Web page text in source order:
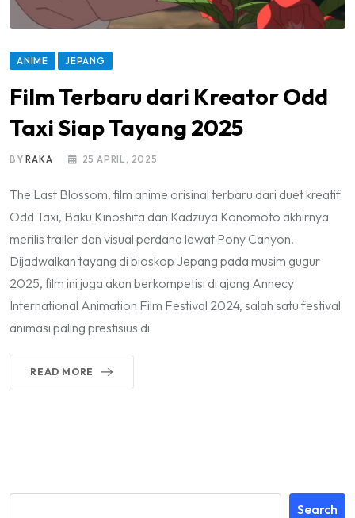
ANIME JEPANG
Film Terbaru dari Kreator Odd
Taxi Siap Tayang 2025
BYRAKA 25 APRIL, 2025
The Last Blossom, film anime orisinal terbaru dari duet kreatif
Odd Taxi, Baku Kinoshita dan Kadzuya Konomoto akhirnya
merilis trailer dan visual perdana lewat Pony Canyon.
Dijadwalkan tayang di bioskop Jepang pada musim gugur
2025, film ini juga akan berkompetisi di ajang Annecy
International Animation Film Festival 2024, salah satu festival
animasi paling prestisius di
READ MORE
Search